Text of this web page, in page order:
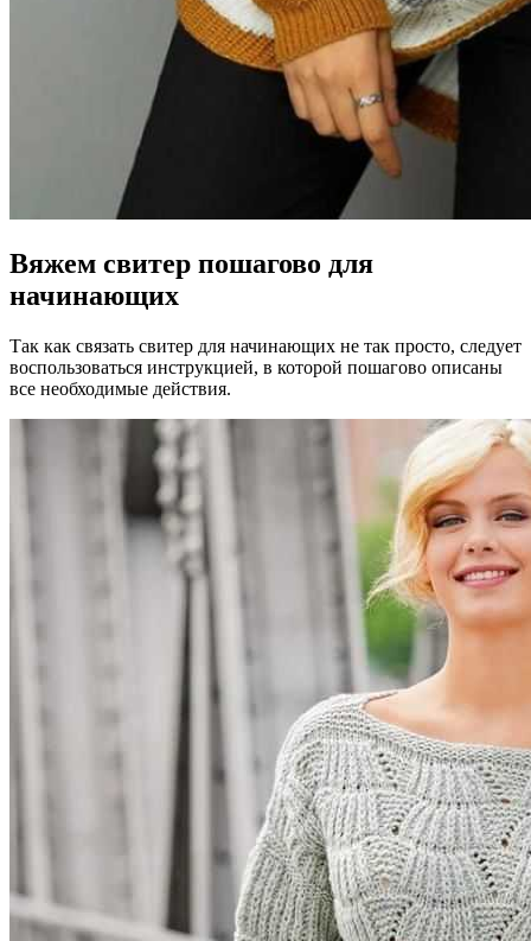
Вяжем свитер пошагово для
начинающих
Так как связать свитер для начинающих не так просто, следует
воспользоваться инструкцией, в которой пошагово описаны
все необходимые действия.